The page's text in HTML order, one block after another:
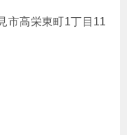
市高栄東町1丁目11